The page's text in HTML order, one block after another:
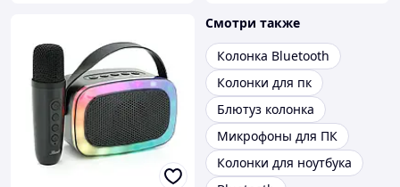
Смотри также
Колонка Bluetooth
Колонки для пк
Блютуз колонка
Микрофоны для ПК
Колонки для ноутбука